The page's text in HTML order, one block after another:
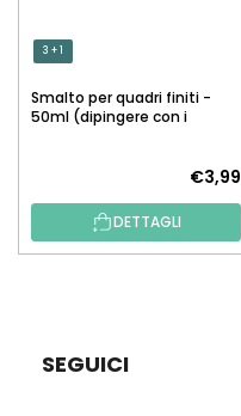
3 + 1
Smalto per quadri finiti -
50ml (dipingere con i
€3,99
DETTAGLI
SEGUICI